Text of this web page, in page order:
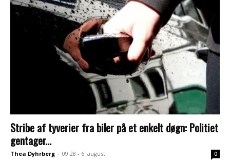
Stribe af tyverier fra biler på et enkelt døgn: Politiet
gentager...
Thea Dyhrberg - 09:28 - 6. august 0